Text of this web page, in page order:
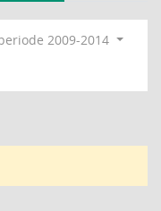
2009-2014